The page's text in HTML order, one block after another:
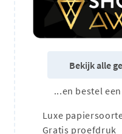
Bekijk alle
...en bestel
Luxe
Gratis proefdruk